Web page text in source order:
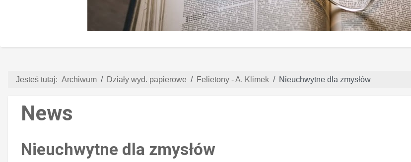
Jesteś tutaj: Archiwum Działy wyd. papierowe Felietony - A. Klimek Nieuchwytne dla zmysłów
News
Nieuchwytne dla zmysłów